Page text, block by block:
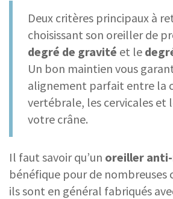
Deux critères principaux à
choisissant son oreiller de
degré de gravité et le
Un bon maintien vous
alignement parfait entre la
vertébrale, les cervicales et
votre crâne.
Il faut savoir qu’un oreiller
bénéfique pour de nombreuses
ils sont en général fabriqués